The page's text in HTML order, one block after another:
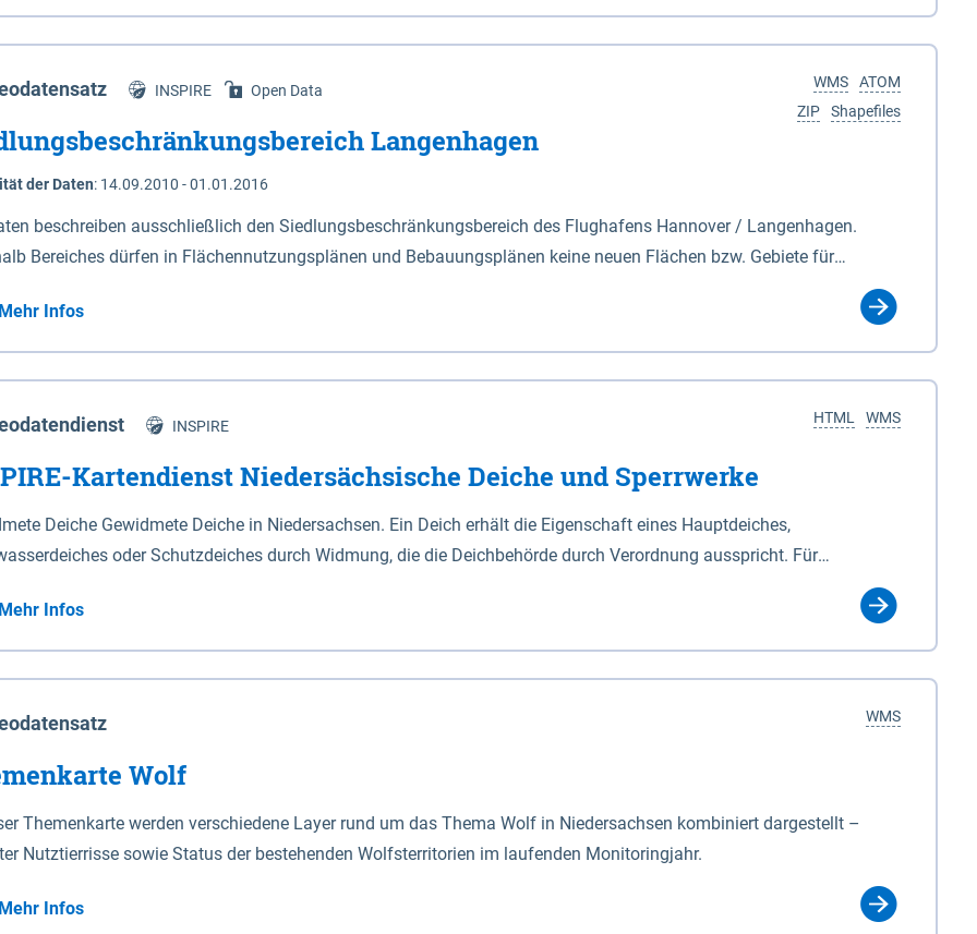
Niedersachsen (vgl. Abb. 4-1) entlang der Elbe zwischen Schnackenburg im Osten und Hohnstorf (Elbe) im Westen
472,5 bei Schnackenburg bis 569 bei Lauenburg). Das Biosphärenreservat umfasst Teile der Landkreise
Dannenberg und Lüneburg.
ATOM
WMS
Shapefiles
ZIP
INSPIRE Open Data
Langenhagen
der Daten: 14.09.2010 - 01.01.2016
beschreiben ausschließlich den Siedlungsbeschränkungsbereich des Flughafens Hannover / Langenhagen.
Bereiches dürfen in Flächennutzungsplänen und Bebauungsplänen keine neuen Flächen bzw. Gebiete für
Mehr Infos
WMS
HTML
INSPIRE
Kartendienst Niedersächsische Deiche und Sperrwerke
Deiche Gewidmete Deiche in Niedersachsen. Ein Deich erhält die Eigenschaft eines Hauptdeiches,
oder Schutzdeiches durch Widmung, die die Deichbehörde durch Verordnung ausspricht. Für
Deiche gelten die Bestimmungen des Niedersächsischen Deichgesetzes (NDG). Die Widmung "2.Deichlinie" ist
Sperrwerke Sperrwerke sind Bauwerke mit Sperrvorrichtungen in Tidegewässern, die dem
eines Gebietes vor erhöhten Tiden, vor allem vor Sturmfluten, zu dienen bestimmt sind (§2 Abs.3 NDG). Ein Bauwerk
Art erhält die Eigenschaft eines Sperrwerkes durch Widmung, die die Deichbehörde durch Verordnung
Mehr Infos
WMS
Wolf
Themenkarte werden verschiedene Layer rund um das Thema Wolf in Niedersachsen kombiniert dargestellt –
Nutztierrisse sowie Status der bestehenden Wolfsterritorien im laufenden Monitoringjahr.
Mehr Infos